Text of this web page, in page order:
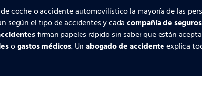
coche o accidente automovilístico la mayoría de las
según el tipo de accidentes y cada compañía de seguros
firman papeles rápido sin saber que están
ogastos médicos. Un abogado de accidente explica